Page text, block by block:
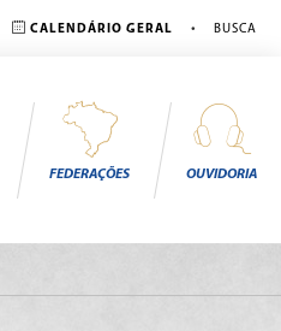
CALENDÁRIO GERAL • BUSCA
FEDERAÇÕES OUVIDORIA